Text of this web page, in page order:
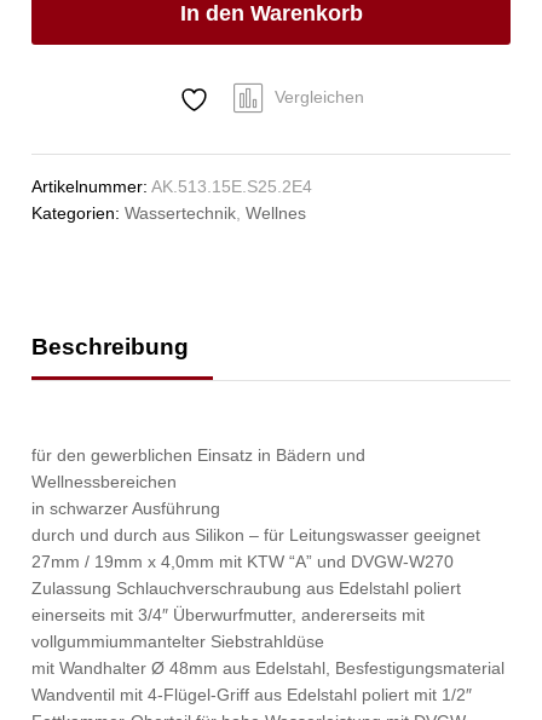
27mm
In den Warenkorb
Vergleichen
Artikelnummer:AK.513.15E.S25.2E4
Kategorien:Wassertechnik,Wellnes
Beschreibung
für den gewerblichen Einsatz in Bädern und
Wellnessbereichen
in schwarzer Ausführung
durch und durch aus Silikon – für Leitungswasser geeignet
27mm / 19mm x 4,0mm mit KTW “A” und DVGW-W270
Zulassung Schlauchverschraubung aus Edelstahl poliert
einerseits mit 3/4″ Überwurfmutter, andererseits mit
vollgummiummantelter Siebstrahldüse
mit Wandhalter Ø 48mm aus Edelstahl, Besfestigungsmaterial
Wandventil mit 4-Flügel-Griff aus Edelstahl poliert mit 1/2″